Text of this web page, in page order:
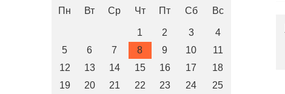
Пн Вт Ср Чт Пт Сб Вс
1 2 3
4
5
6 7 8 9 10
11
12
13 14 15 16 17
18
19
20 21 22 23 24
25